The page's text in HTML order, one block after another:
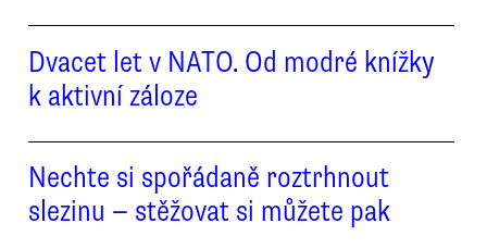
Dvacet let v NATO. Od modré knížky
k aktivní záloze
Nechte si spořádaně roztrhnout
slezinu — stěžovat si můžete pak